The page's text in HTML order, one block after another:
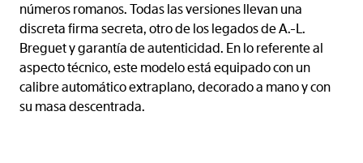
números romanos. Todas las versiones llevan una
discreta firma secreta, otro de los legados de A.-L.
Breguet y garantía de autenticidad. En lo referente al
aspecto técnico, este modelo está equipado con un
calibre automático extraplano, decorado a mano y con
su masa descentrada.